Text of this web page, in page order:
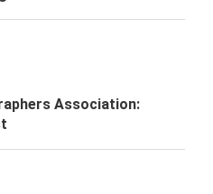
Association: